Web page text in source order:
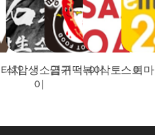
생소금구엽기떡볶이이삭토스트이마트24